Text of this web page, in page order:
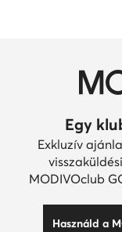
Egy
Exkluzív
MODIVOclub
Használd a